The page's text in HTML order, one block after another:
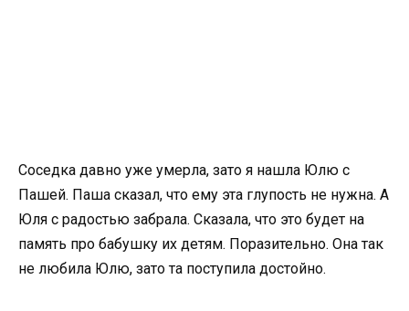
Соседка давно уже умерла, зато я нашла Юлю с
Пашей. Паша сказал, что ему эта глупость не нужна. А
Юля с радостью забрала. Сказала, что это будет на
память про бабушку их детям. Поразительно. Она так
не любила Юлю, зато та поступила достойно.